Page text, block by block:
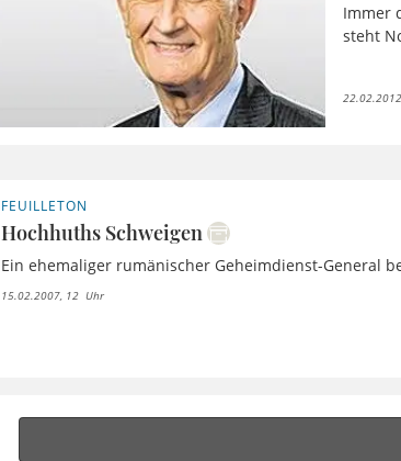
Immer
steht
FEUILLETON
Hochhuths Schweigen
Ein ehemaliger rumänischer Geheimdienst-General
15.02.2007, 12 Uhr